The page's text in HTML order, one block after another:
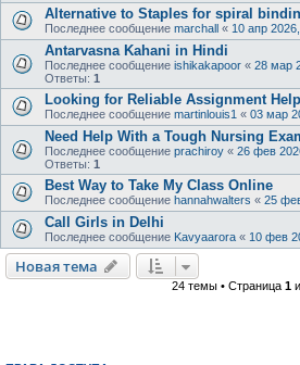
Alternative to Staples for spiral
Последнее сообщение marchall « 10 апр
Antarvasna Kahani in Hindi
Последнее сообщение ishikakapoor « 28 мар
Ответы: 1
Looking for Reliable Assignment
Последнее сообщение martinlouis1 « 03 мар
Need Help With a Tough Nursing
Последнее сообщение prachiroy « 26 фев
Ответы: 1
Best Way to Take My Class Online
Последнее сообщение hannahwalters « 25
Call Girls in Delhi
Последнее сообщение Kavyaarora « 10 фев
Новая тема
24 темы • Страница 1